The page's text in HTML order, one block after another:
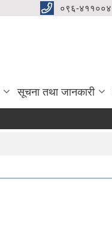
०९६-४११००४
सूचना तथा जानकारी